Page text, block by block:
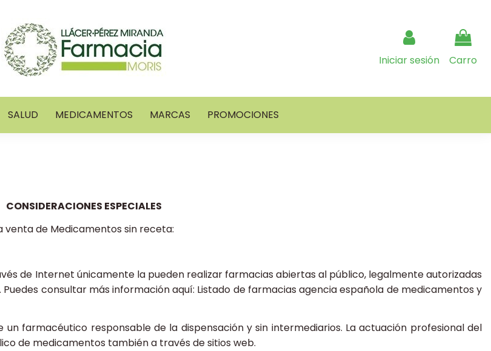
Iniciar sesión Carro
SALUD MEDICAMENTOS MARCAS PROMOCIONES
CONSIDERACIONES ESPECIALES
de Medicamentos sin receta:
de Internet únicamente la pueden realizar farmacias abiertas al público, legalmente autorizadas
consultar más información aquí: Listado de farmacias agencia española de medicamentos y
farmacéutico responsable de la dispensación y sin intermediarios. La actuación profesional del
de medicamentos también a través de sitios web.